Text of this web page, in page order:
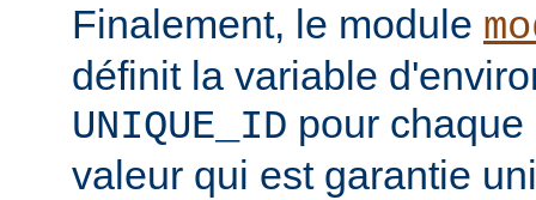
Finalement, le module
définit la variable
UNIQUE_ID pour
valeur qui est garantie